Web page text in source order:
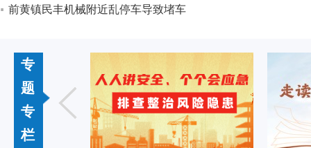
前黄镇民丰机械附近乱停车导致堵车
专
题
专
栏